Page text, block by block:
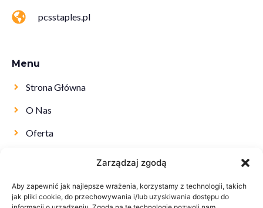
Zarządzaj zgodą
Aby zapewnić jak najlepsze wrażenia, korzystamy z technologii, takich
jak pliki cookie, do przechowywania i/lub uzyskiwania dostępu do
Menu
Strona Główna
O Nas
Oferta
pcsstaples.pl